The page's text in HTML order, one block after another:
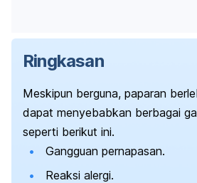
Ringkasan
Meskipun berguna, paparan
dapat menyebabkan berbagai
seperti berikut ini.
Gangguan pernapasan.
Reaksi alergi.